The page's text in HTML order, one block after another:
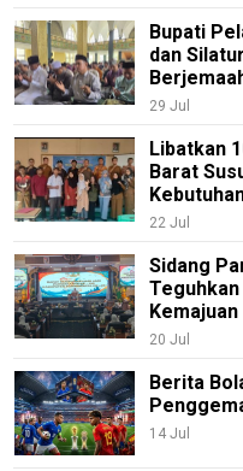
Bupati
dan
29 Jul
Libatkan
Barat
22 Jul
Sidang
20 Jul
Berita
14 Jul
Otomotif
infotorial
Tutor
Theme
Sains
Entertain
Edukasi
InfoTerbaru
Traveling
Sport